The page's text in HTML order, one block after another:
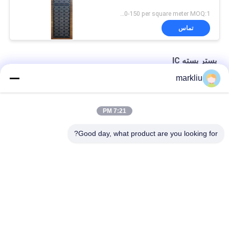
تماس
بستر بسته IC
ساخت زیرلایه مواد با برند هیتاچی BT
markliu
7:21 PM
Good day, what product are you looking for?